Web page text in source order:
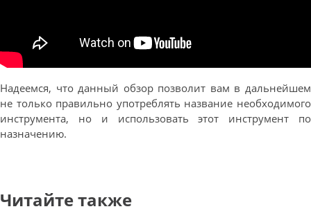
Надеемся, что данный обзор позволит вам в дальнейшем
не только правильно употреблять название необходимого
инструмента, но и использовать этот инструмент по
назначению.
Читайте также